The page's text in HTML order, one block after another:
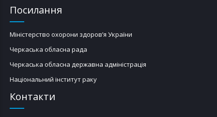
Посилання
Міністерство охорони здоров’я України
Черкаська обласна рада
Черкаська обласна державна адміністрація
Національний інститут раку
Контакти